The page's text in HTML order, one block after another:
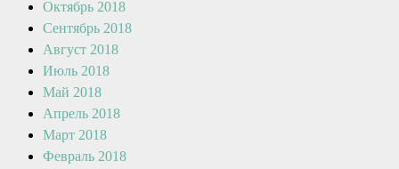
Октябрь 2018
Сентябрь 2018
Август 2018
Июль 2018
Май 2018
Апрель 2018
Март 2018
Февраль 2018